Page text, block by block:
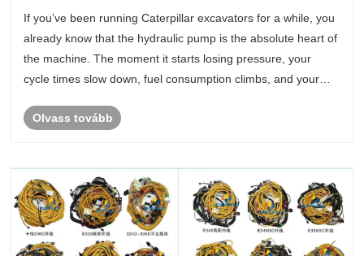
Fleet
If you’ve been running Caterpillar excavators for a while, you
already know that the hydraulic pump is the absolute heart of
the machine. The moment it starts losing pressure, your
cycle times slow down, fuel consumption climbs, and your
bucket......
Olvass tovább